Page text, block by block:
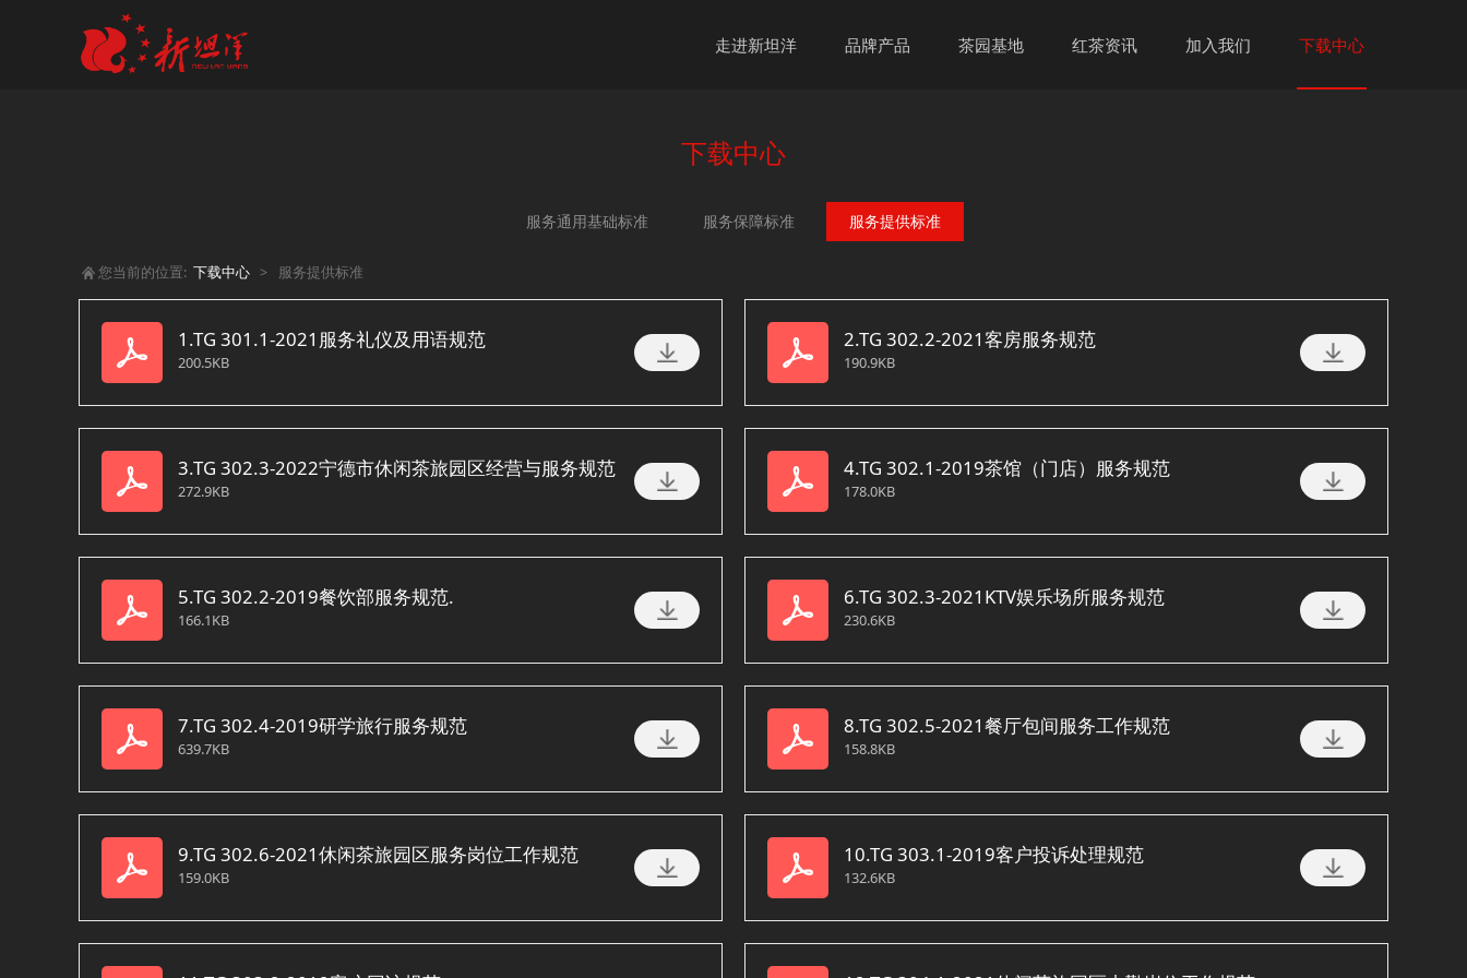
走进新坦洋 品牌产品 茶园基地 红茶资讯 加入我们 下载中心
下载中心
服务通用基础标准 服务保障标准 服务提供标准
您当前的位置: 下载中心 > 服务提供标准
1.TG 301.1-2021服务礼仪及用语规范
200.5KB
2.TG 302.2-2021客房服务规范
190.9KB
3.TG 302.3-2022宁德市休闲茶旅园区经营与服务规范
272.9KB
4.TG 302.1-2019茶馆（门店）服务规范
178.0KB
5.TG 302.2-2019餐饮部服务规范.
166.1KB
6.TG 302.3-2021KTV娱乐场所服务规范
230.6KB
7.TG 302.4-2019研学旅行服务规范
639.7KB
8.TG 302.5-2021餐厅包间服务工作规范
158.8KB
9.TG 302.6-2021休闲茶旅园区服务岗位工作规范
159.0KB
10.TG 303.1-2019客户投诉处理规范
132.6KB